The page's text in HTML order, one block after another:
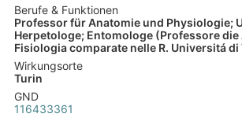
Berufe & Funktionen
Professor für Anatomie und Physiologie;
Herpetologe; Entomologe (Professore die
Fisiologia comparate nelle R. Universitá di
Wirkungsorte
Turin
GND
116433361